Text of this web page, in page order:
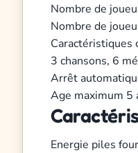
Nombre de
Nombre de
Caractéristiques
3 chansons, 6
Arrêt
Age maximum 5
Energie piles